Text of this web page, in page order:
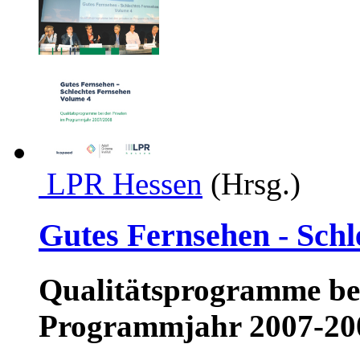
LPR Hessen (Hrsg.)
Gutes Fernsehen -
Qualitätsprogramme
Programmjahr 2007-